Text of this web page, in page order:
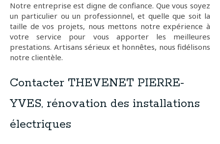
Notre entreprise est digne de confiance. Que vous soyez
un particulier ou un professionnel, et quelle que soit la
taille de vos projets, nous mettons notre expérience à
votre service pour vous apporter les meilleures
prestations. Artisans sérieux et honnêtes, nous fidélisons
notre clientèle.
Contacter THEVENET PIERRE-
YVES, rénovation des installations
électriques